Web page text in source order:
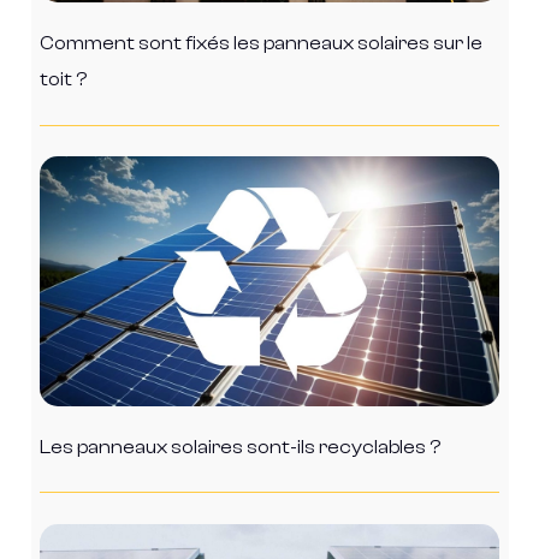
Comment sont fixés les panneaux solaires sur le
toit ?
Les panneaux solaires sont-ils recyclables ?